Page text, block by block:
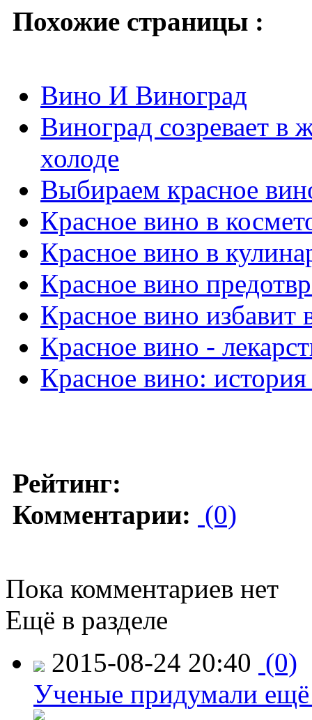
Похожие страницы :
Вино И Виноград
Виноград созревает в
холоде
Выбираем красное
Красное вино в
Красное вино в
Красное вино
Красное вино избавит
Красное вино -
Красное вино:
Рейтинг:
Комментарии: (0)
Пока комментариев нет
Ещё в разделе
2015-08-24 20:40 (0)
Ученые придумали ещё